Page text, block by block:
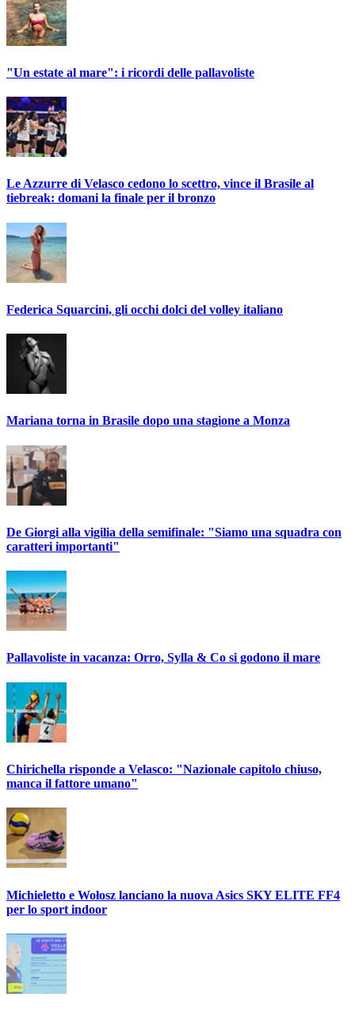
"Un estate al mare": i ricordi delle pallavoliste
Le Azzurre di Velasco cedono lo scettro, vince il Brasile al
tiebreak: domani la finale per il bronzo
Federica Squarcini, gli occhi dolci del volley italiano
Mariana torna in Brasile dopo una stagione a Monza
De Giorgi alla vigilia della semifinale: "Siamo una squadra con
caratteri importanti"
Pallavoliste in vacanza: Orro, Sylla & Co si godono il mare
Chirichella risponde a Velasco: "Nazionale capitolo chiuso,
manca il fattore umano"
Michieletto e Wołosz lanciano la nuova Asics SKY ELITE FF4
per lo sport indoor